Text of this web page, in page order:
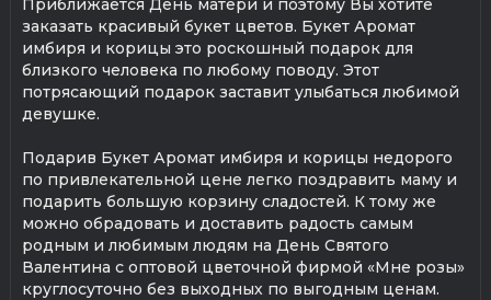
заказать красивый букет цветов. Букет Аромат
имбиря и корицы это роскошный подарок для
близкого человека по любому поводу. Этот
потрясающий подарок заставит улыбаться любимой
девушке.
Подарив Букет Аромат имбиря и корицы недорого
по привлекательной цене легко поздравить маму и
подарить большую корзину сладостей. К тому же
можно обрадовать и доставить радость самым
родным и любимым людям на День Святого
Валентина с оптовой цветочной фирмой «Мне розы»
круглосуточно без выходных по выгодным ценам.